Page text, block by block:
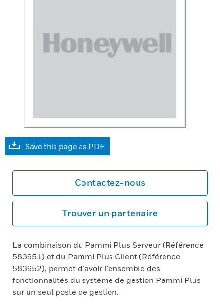
Save this page as PDF
Contactez-nous
Trouver un partenaire
La combinaison du Pammi Plus Serveur (Référence
583651) et du Pammi Plus Client (Référence
583652), permet d’avoir l'ensemble des
fonctionnalités du système de gestion Pammi Plus
sur un seul poste de gestion.